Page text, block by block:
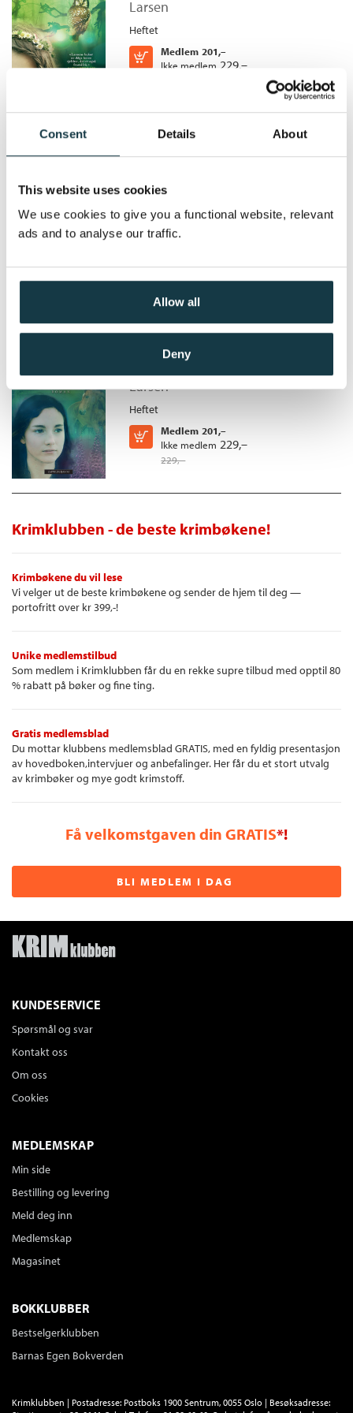
Consent Details About
This website uses cookies
We use cookies to give you a functional website, relevant
ads and to analyse our traffic.
Allow all
Deny
Bokmål Nedlastbar lydbok
Larsen
Heftet
Medlem 201,–
Ikke medlem 229,–
Kjøp
Larsen
Heftet
Medlem
229,–
Det synger i lauvet
Larsen
Heftet
Medlem 201,–
Ikke medlem 229,–
229,–
Kjøp
Krimklubben - de beste krimbøkene!
Krimbøkene du vil lese
Vi velger ut de beste krimbøkene og sender de hjem til deg —
portofritt over kr 399,-!
Unike medlemstilbud
Som medlem i Krimklubben får du en rekke supre tilbud med opptil 80
% rabatt på bøker og fine ting.
Gratis medlemsblad
Du mottar klubbens medlemsblad GRATIS, med en fyldig presentasjon
av hovedboken,intervjuer og anbefalinger. Her får du et stort utvalg
av krimbøker og mye godt krimstoff.
Få velkomstgaven din GRATIS*!
BLI MEDLEM I DAG
KUNDESERVICE
Spørsmål og svar
Kontakt oss
Om oss
Cookies
MEDLEMSKAP
Min side
Bestilling og levering
Meld deg inn
Medlemskap
Magasinet
BOKKLUBBER
Bestselgerklubben
Barnas Egen Bokverden
Krimklubben | Postadresse: Postboks 1900 Sentrum, 0055 Oslo | Besøksadresse: